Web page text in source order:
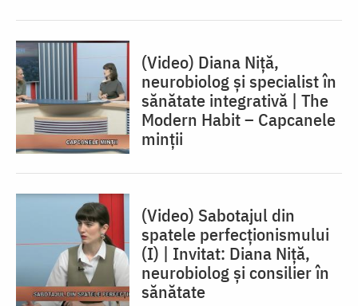
(Video) Diana Niță,
neurobiolog și specialist în
sănătate integrativă | The
Modern Habit – Capcanele
minții
(Video) Sabotajul din
spatele perfecționismului
(I) | Invitat: Diana Niță,
neurobiolog și consilier în
sănătate